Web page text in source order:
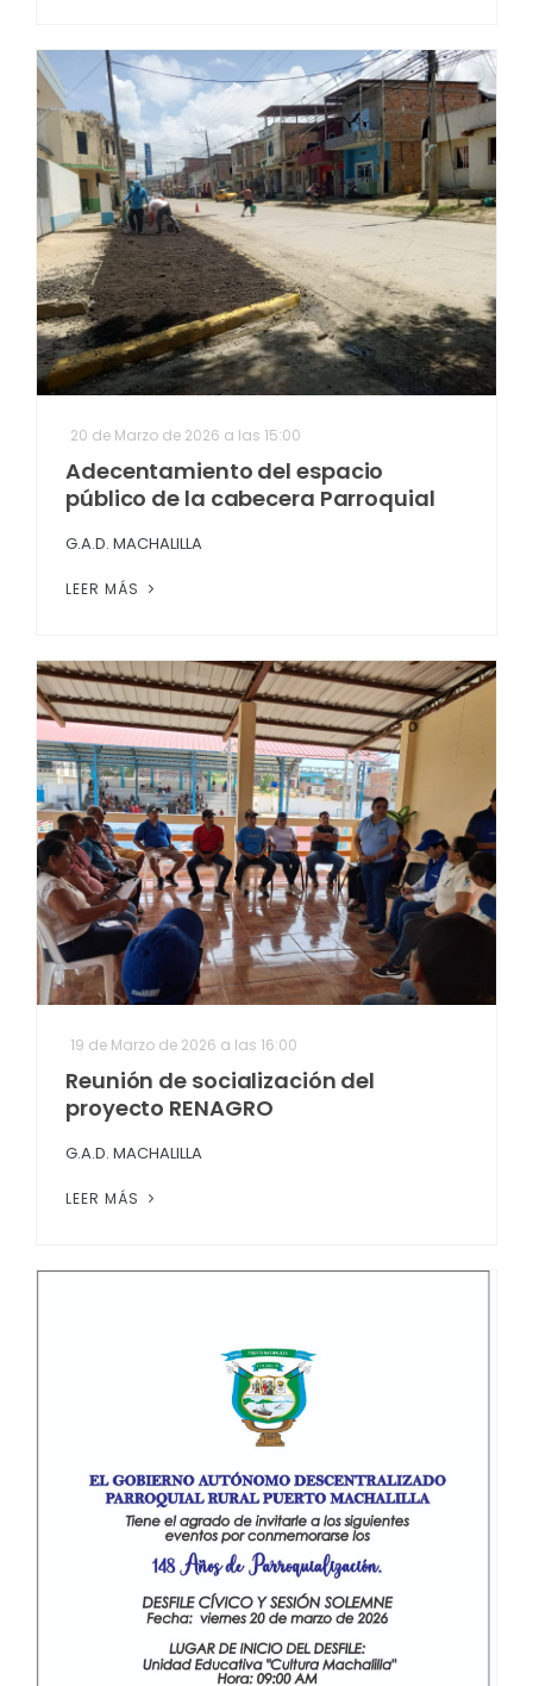
20 de Marzo de 2026 a las 15:00
Adecentamiento del espacio
público de la cabecera Parroquial
G.A.D. MACHALILLA
LEER MÁS
19 de Marzo de 2026 a las 16:00
Reunión de socialización del
proyecto RENAGRO
G.A.D. MACHALILLA
LEER MÁS